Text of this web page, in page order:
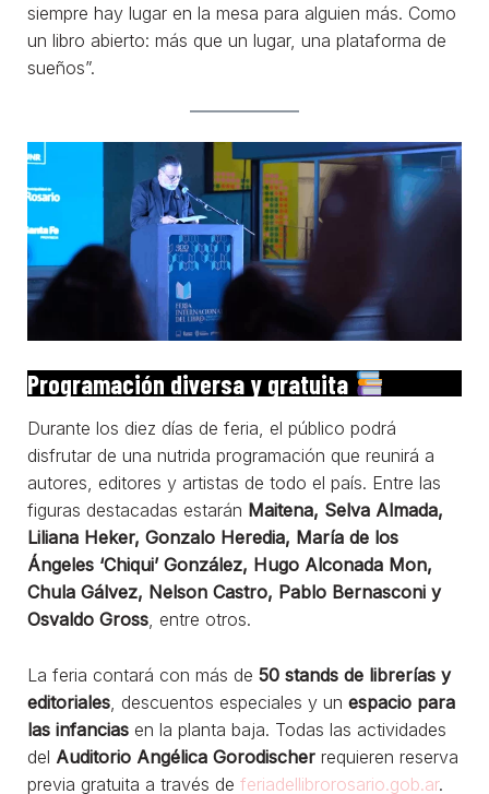
siempre hay lugar en la mesa para alguien más. Como
un libro abierto: más que un lugar, una plataforma de
sueños”.
Programación diversa y gratuita
Durante los diez días de feria, el público podrá
disfrutar de una nutrida programación que reunirá a
autores, editores y artistas de todo el país. Entre las
figuras destacadas estarán Maitena, Selva Almada,
Liliana Heker, Gonzalo Heredia, María de los
Ángeles ‘Chiqui’ González, Hugo Alconada Mon,
Chula Gálvez, Nelson Castro, Pablo Bernasconi y
Osvaldo Gross, entre otros.
La feria contará con más de 50 stands de librerías y
editoriales, descuentos especiales y un espacio para
las infancias en la planta baja. Todas las actividades
del Auditorio Angélica Gorodischer requieren reserva
previa gratuita a través de feriadellibrorosario.gob.ar.